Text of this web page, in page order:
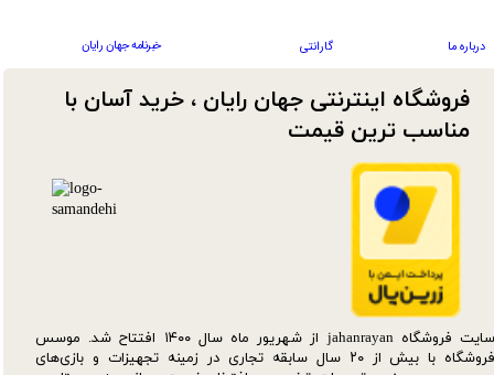
سایت فروشگاه jahanrayan از شهریور ماه سال ۱۴۰۰ افتتاح شد. موسس
فروشگاه با بیش از ۲۰ سال سابقه تجاری در زمینه تجهیزات و بازی‌های
فروشگاه اینترنتی جهان رایان ، خرید آسان با
مناسب ترین قیمت​​​​​​​
درباره ما گارانتی خبرنامه جهان رایان